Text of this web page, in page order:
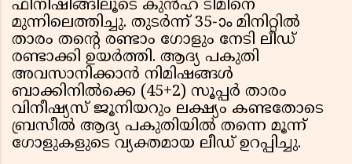
ഫിനിഷിങ്ങിലൂടെ കുൻഹ ടീമിനെ
മുന്നിലെത്തിച്ചു. തുടർന്ന് 35-ാം മിനിറ്റിൽ
താരം തൻ്റെ രണ്ടാം ഗോളും നേടി ലീഡ്
രണ്ടാക്കി ഉയർത്തി. ആദ്യ പകുതി
അവസാനിക്കാൻ നിമിഷങ്ങൾ
ബാക്കിനിൽക്കെ (45+2) സൂപ്പർ താരം
വിനീഷ്യസ് ജൂനിയറും ലക്ഷ്യം കണ്ടതോടെ
ബ്രസീൽ ആദ്യ പകുതിയിൽ തന്നെ മൂന്ന്
ഗോളുകളുടെ വ്യക്തമായ ലീഡ് ഉറപ്പിച്ചു.